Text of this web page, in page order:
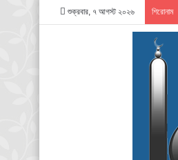
শুক্রবার, ৭ আগস্ট ২০২৬ শিরোনাম